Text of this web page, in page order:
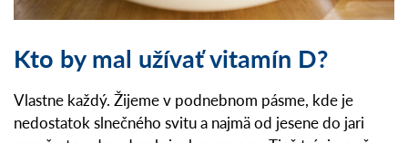
Kto by mal užívať vitamín D?
Vlastne každý. Žijeme v podnebnom pásme, kde je
nedostatok slnečného svitu a najmä od jesene do jari